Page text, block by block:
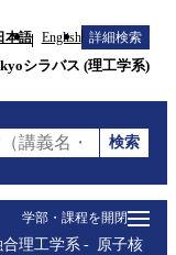
本語 English 詳細検索
シラバス (理工学系)
講義名・科目コード
検索
学部・課程を開閉
合理工学系
原子核